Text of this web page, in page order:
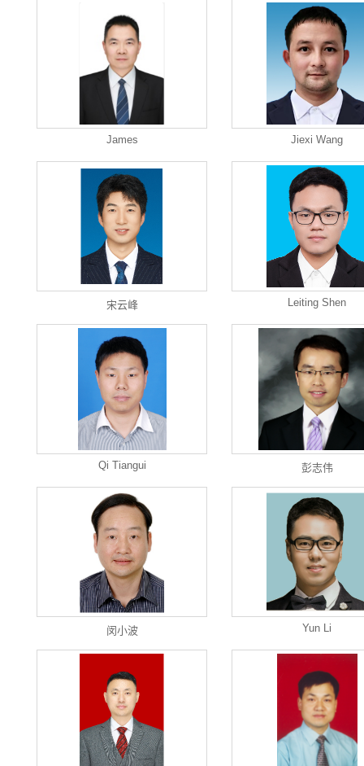
James Jiexi Wang
宋云峰 Leiting Shen
Qi Tiangui 彭志伟
闵小波 Yun Li